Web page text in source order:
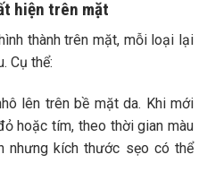
hiện trên mặt
thành trên mặt, mỗi loại lại
Cụ thể:
lên trên bề mặt da. Khi mới
hoặc tím, theo thời gian màu
nhưng kích thước sẹo có thể